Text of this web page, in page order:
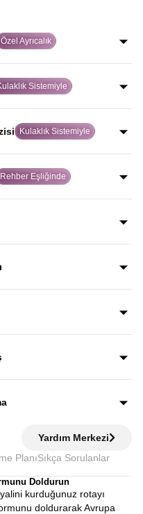
Özel Ayrıcalık
iki gece
İskoç ruhunu
Sistemiyle
ve kulaklık sistemiyle
yer almayan British
gezersiniz.
Kulaklık Sistemiyle
sistemiyle, dünyaca
üzere İskoçya’nın
keşfedersiniz.
Rehber Eşliğinde
House Cafe,
binalarını
ve deneyimleyen
sadece görmekle
İrlanda’yı tek turda
“orayı da görebilir
karşılaşmazsınız.
yer alan tüm geziler
biri olan Türk Hava
seyahat edersiniz.
yakın kaliteli zincir
verimli kullanırsınız.
Yardım Merkezi
Planı Sıkça Sorulanlar
Doldurun
kurduğunuz rotayı
doldurarak Avrupa